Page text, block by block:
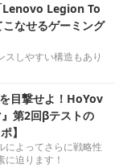
Lenovo Legion To
なせるゲーミング
しやすい構造もあり
目撃せよ！HoYov
第2回βテストの
】
によってさらに戦略性
迫ります！